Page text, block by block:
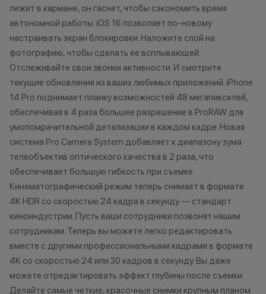
Кэшбэк: 1%
Технолев
Кэшбэк: 2%
Заряженный хищник
Кэшбэк: 3%
Царь техно-саванны
Кэшбэк: 4%
Кэшбэк: 5%
Важно знать
1 бонусный балл = 1 рубль.
Баллы начисляются автоматически
сразу после покупки.
лежит в кармане, он гаснет, чтобы сэкономить время
автономной работы. iOS 16 позволяет по-новому
настраивать экран блокировки. Наложите слой на
фотографию, чтобы сделать ее всплывающей.
Отслеживайте свои звонки активности. И смотрите
текущие обновления из ваших любимых приложений. iPhone
14 Pro поднимает планку возможностей 48 мегапикселей,
обеспечивая в 4 раза большее разрешение в ProRAW для
умопомрачительной детализации в каждом кадре. Новая
система Pro Camera System добавляет к диапазону зума
телеобъектив оптического качества в 2 раза, что
обеспечивает большую гибкость при съемке.
Кинематографический режим теперь снимает в формате
4K HDR со скоростью 24 кадра в секунду — стандарт
киноиндустрии. Пусть ваши сотрудники позвонят нашим
сотрудникам. Теперь вы можете легко редактировать
вместе с другими профессиональными кадрами в формате
4K со скоростью 24 или 30 кадров в секунду. Вы даже
можете отредактировать эффект глубины после съемки.
Делайте самые четкие, красочные снимки крупным планом